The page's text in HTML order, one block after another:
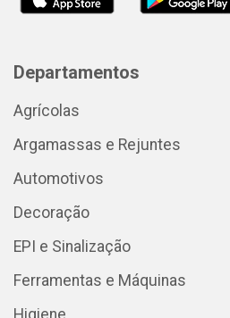
Departamentos
Agrícolas
Argamassas e Rejuntes
Automotivos
Decoração
EPI e Sinalização
Ferramentas e Máquinas
Higiene